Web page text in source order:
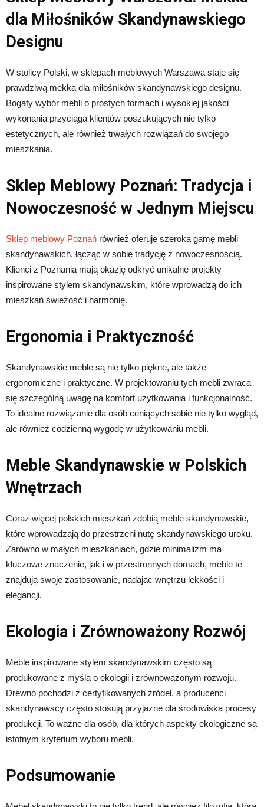
dla Miłośników Skandynawskiego
Designu
W stolicy Polski, w sklepach meblowych Warszawa staje się
prawdziwą mekką dla miłośników skandynawskiego designu.
Bogaty wybór mebli o prostych formach i wysokiej jakości
wykonania przyciąga klientów poszukujących nie tylko
estetycznych, ale również trwałych rozwiązań do swojego
mieszkania.
Sklep Meblowy Poznań: Tradycja i
Nowoczesność w Jednym Miejscu
Sklep meblowy Poznań również oferuje szeroką gamę mebli
skandynawskich, łącząc w sobie tradycję z nowoczesnością.
Klienci z Poznania mają okazję odkryć unikalne projekty
inspirowane stylem skandynawskim, które wprowadzą do ich
mieszkań świeżość i harmonię.
Ergonomia i Praktyczność
Skandynawskie meble są nie tylko piękne, ale także
ergonomiczne i praktyczne. W projektowaniu tych mebli zwraca
się szczególną uwagę na komfort użytkowania i funkcjonalność.
To idealne rozwiązanie dla osób ceniących sobie nie tylko wygląd,
ale również codzienną wygodę w użytkowaniu mebli.
Meble Skandynawskie w Polskich
Wnętrzach
Coraz więcej polskich mieszkań zdobią meble skandynawskie,
które wprowadzają do przestrzeni nutę skandynawskiego uroku.
Zarówno w małych mieszkaniach, gdzie minimalizm ma
kluczowe znaczenie, jak i w przestronnych domach, meble te
znajdują swoje zastosowanie, nadając wnętrzu lekkości i
elegancji.
Ekologia i Zrównoważony Rozwój
Meble inspirowane stylem skandynawskim często są
produkowane z myślą o ekologii i zrównoważonym rozwoju.
Drewno pochodzi z certyfikowanych źródeł, a producenci
skandynawscy często stosują przyjazne dla środowiska procesy
produkcji. To ważne dla osób, dla których aspekty ekologiczne są
istotnym kryterium wyboru mebli.
Podsumowanie